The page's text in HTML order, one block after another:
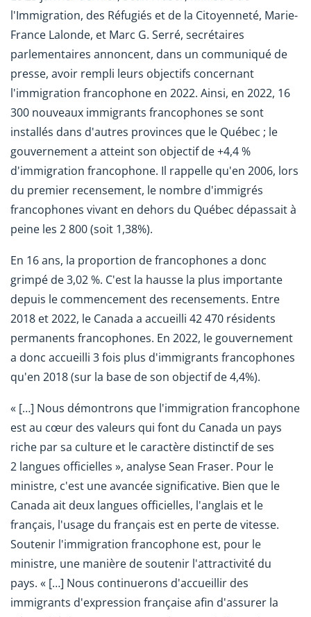
l'Immigration, des Réfugiés et de la Citoyenneté, Marie-
France Lalonde, et Marc G. Serré, secrétaires
parlementaires annoncent, dans un communiqué de
presse, avoir rempli leurs objectifs concernant
l'immigration francophone en 2022. Ainsi, en 2022, 16
300 nouveaux immigrants francophones se sont
installés dans d'autres provinces que le Québec ; le
gouvernement a atteint son objectif de +4,4 %
d'immigration francophone. Il rappelle qu'en 2006, lors
du premier recensement, le nombre d'immigrés
francophones vivant en dehors du Québec dépassait à
peine les 2 800 (soit 1,38%).
En 16 ans, la proportion de francophones a donc
grimpé de 3,02 %. C'est la hausse la plus importante
depuis le commencement des recensements. Entre
2018 et 2022, le Canada a accueilli 42 470 résidents
permanents francophones. En 2022, le gouvernement
a donc accueilli 3 fois plus d'immigrants francophones
qu'en 2018 (sur la base de son objectif de 4,4%).
« […] Nous démontrons que l'immigration francophone
est au cœur des valeurs qui font du Canada un pays
riche par sa culture et le caractère distinctif de ses
2 langues officielles », analyse Sean Fraser. Pour le
ministre, c'est une avancée significative. Bien que le
Canada ait deux langues officielles, l'anglais et le
français, l'usage du français est en perte de vitesse.
Soutenir l'immigration francophone est, pour le
ministre, une manière de soutenir l'attractivité du
pays. « […] Nous continuerons d'accueillir des
immigrants d'expression française afin d'assurer la